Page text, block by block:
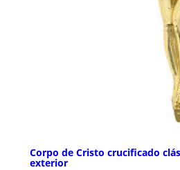
Corpo de Cristo crucificado
exterior